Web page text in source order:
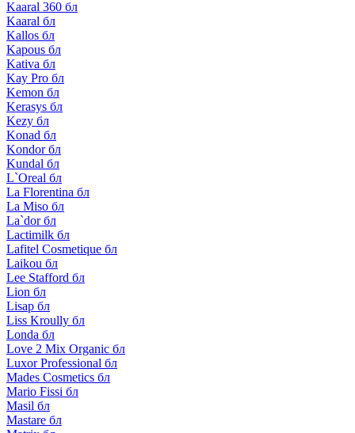
Kaaral 360 бл
Kaaral бл
Kallos бл
Kapous бл
Kativa бл
Kay Pro бл
Kemon бл
Kerasys бл
Kezy бл
Konad бл
Kondor бл
Kundal бл
L`Oreal бл
La Florentina бл
La Miso бл
La`dor бл
Lactimilk бл
Lafitel Cosmetique бл
Laikou бл
Lee Stafford бл
Lion бл
Lisap бл
Liss Kroully бл
Londa бл
Love 2 Mix Organic бл
Luxor Professional бл
Mades Cosmetics бл
Mario Fissi бл
Masil бл
Mastare бл